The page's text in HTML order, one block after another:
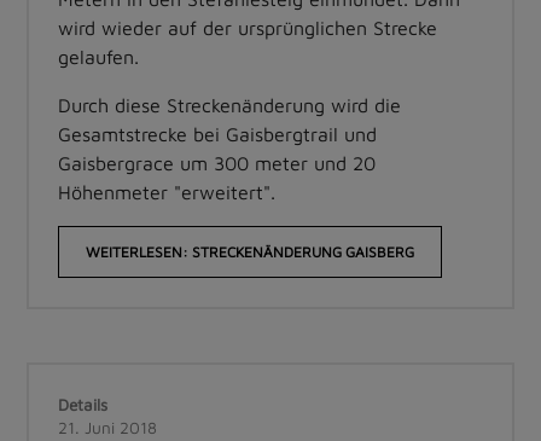
wird wieder auf der ursprünglichen Strecke
gelaufen.
Durch diese Streckenänderung wird die
Gesamtstrecke bei Gaisbergtrail und
Gaisbergrace um 300 meter und 20
Höhenmeter "erweitert".
WEITERLESEN: STRECKENÄNDERUNG GAISBERG
Details
21. Juni 2018